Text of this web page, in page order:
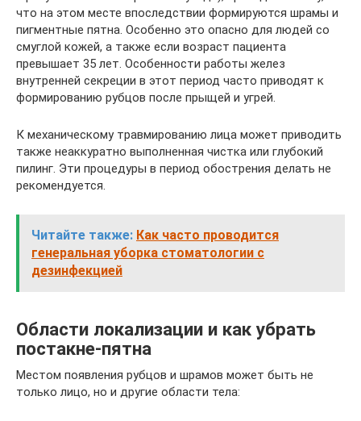
что на этом месте впоследствии формируются шрамы и
пигментные пятна. Особенно это опасно для людей со
смуглой кожей, а также если возраст пациента
превышает 35 лет. Особенности работы желез
внутренней секреции в этот период часто приводят к
формированию рубцов после прыщей и угрей.
К механическому травмированию лица может приводить
также неаккуратно выполненная чистка или глубокий
пилинг. Эти процедуры в период обострения делать не
рекомендуется.
Читайте также: Как часто проводится
генеральная уборка стоматологии с
дезинфекцией
Области локализации и как убрать
постакне-пятна
Местом появления рубцов и шрамов может быть не
только лицо, но и другие области тела: